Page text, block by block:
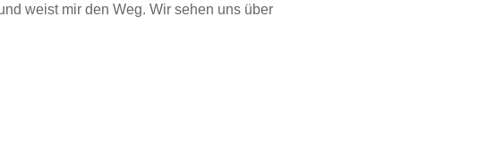
weist mir den Weg. Wir sehen uns über